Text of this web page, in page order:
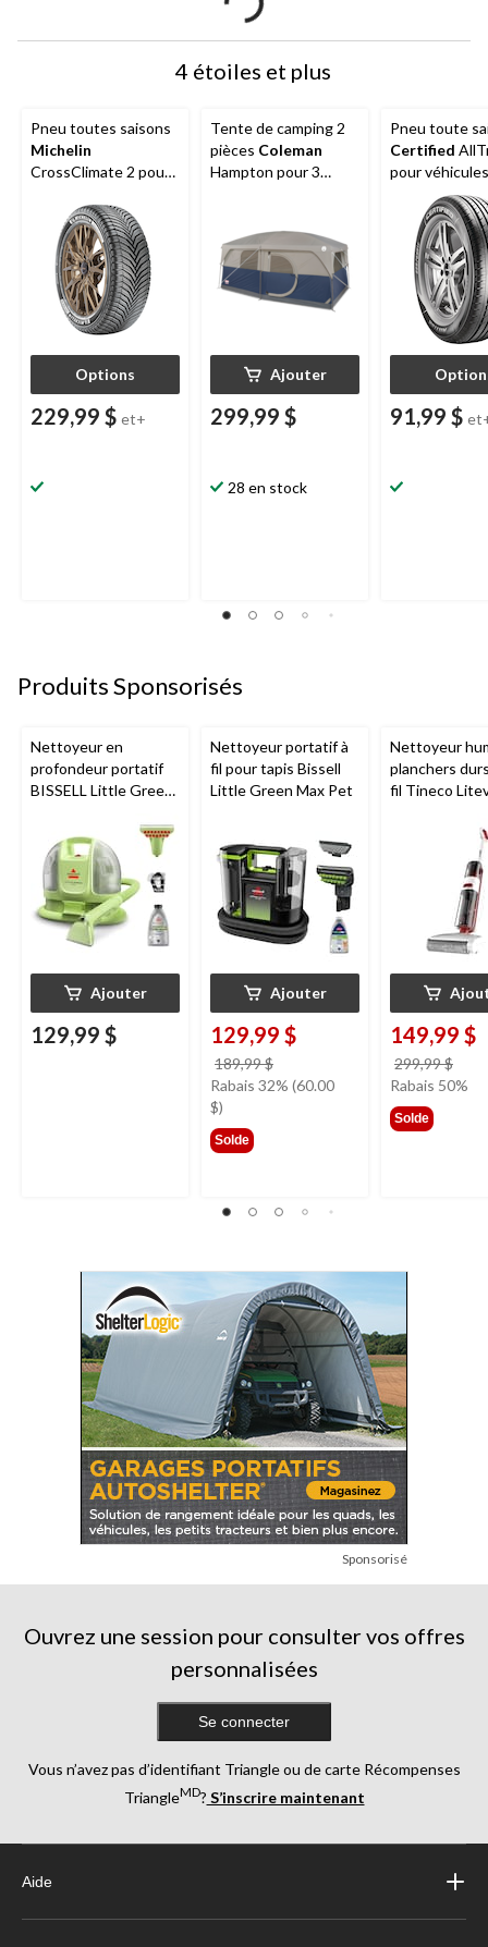
4 étoiles et plus
Pneu toutes saisons
Michelin
CrossClimate 2 pour
et multisegments
Options
229,99 $ et+
Tente de camping 2
pièces Coleman
Hampton pour 3
de pluie et sac de
transport
Ajouter
299,99 $
28 en stock
Pneu toute
Certified
pour
tourisme et
91,99 $
Produits Sponsorisés
Nettoyeur en
profondeur portatif
BISSELL Little Green
tapis et tissus
d'ameublement
Ajouter
129,99 $
Nettoyeur portatif à
fil pour tapis Bissell
Little Green Max Pet
Ajouter
129,99 $
189,99 $
était
Rabais 32% (60.00
$)
Solde
Nettoyeur
planchers
fil Tineco
149,99 $
299,99 $
était
Rabais 50%
Solde
Sponsorisé
Ouvrez une session pour consulter vos offres
personnalisées
Se connecter
Vous n’avez pas d’identifiant Triangle ou de carte Récompenses
TriangleMD? S’inscrire maintenant
Aide